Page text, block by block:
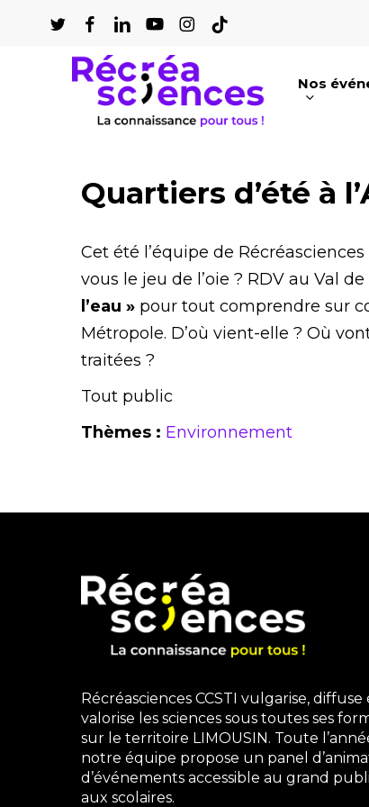
Nos
Quartiers d’été à
Cet été l’équipe de
vous le jeu de l’oie ? RDV au Val
l’eau » pour tout comprendre sur
Métropole. D’où vient-elle ? Où
traitées ?
Tout public
Thèmes : Environnement
Récréasciences CCSTI vulgarise, diffuse
valorise les sciences sous toutes ses
sur le territoire LIMOUSIN. Toute
notre équipe propose un panel
d’événements accessible au grand
aux scolaires.